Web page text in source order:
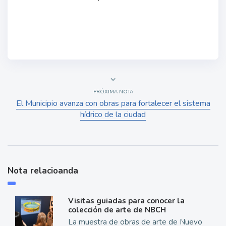
PRÓXIMA NOTA
El Municipio avanza con obras para fortalecer el sistema
hídrico de la ciudad
Nota relacioanda
Visitas guiadas para conocer la
colección de arte de NBCH
La muestra de obras de arte de Nuevo